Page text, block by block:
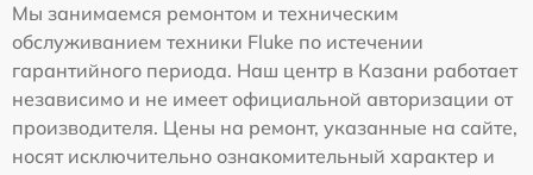
Мы занимаемся ремонтом и техническим
обслуживанием техники Fluke по истечении
гарантийного периода. Наш центр в Казани работает
независимо и не имеет официальной авторизации от
производителя. Цены на ремонт, указанные на сайте,
носят исключительно ознакомительный характер и